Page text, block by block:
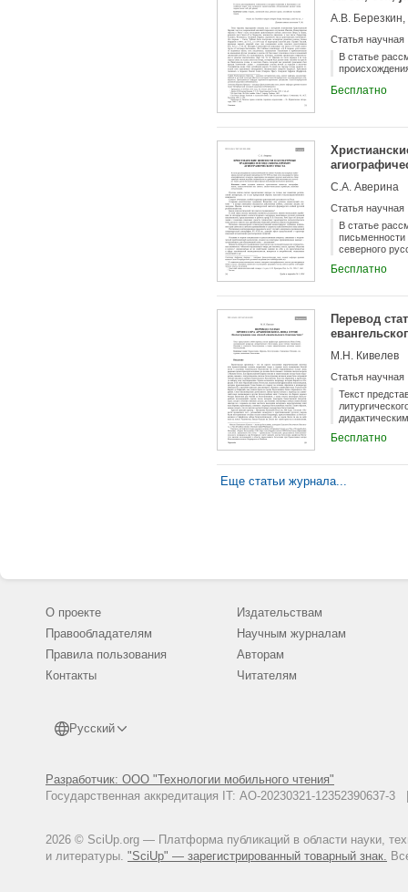
А.В.
Статья научная
В статье
Бесплатно
С.А. Аверина
Статья научная
В статье
письменности
северного
Бесплатно
Перевод
М.Н. Кивелев
Статья научная
Текст
Бесплатно
Еще статьи журнала...
О проекте
Правообладателям
Правила пользования
Контакты
Русский
Разработчик: ООО "Технологии мобильного чтения"
Государственная аккредитация IT: АО-20230321-
2026 © SciUp.org — Платформа публикаций в области науки,
и литературы. "SciUp" — зарегистрированный товарный знак.
Издательствам
Научным журналам
Авторам
Читателям